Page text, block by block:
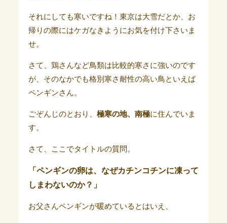
それにしても寒いですね！東京は大雪だとか、お
帰りの際にはケガなきようにお気を付け下さいま
せ。
さて、鶏さんなど鳥類は比較的寒さに強いのです
が、そのなかでも格別寒さ耐性の高い鳥といえば
ペンギンさん。
ごぞんじのとおり、 極寒の地、南極に住んでいま
す。
さて、ここでタイトルの質問。
「ペンギンの卵は、なぜカチンコチンに凍って
しまわないのか？」
お父さんペンギンが暖めているとはいえ、